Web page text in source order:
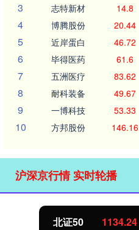
3 志特新材 14.8
4 博腾股份 20.44
5 近岸蛋白 46.72
6 毕得医药 61.6
7 五洲医疗 83.62
8 耐科装备 49.67
9 一博科技 53.33
10 方邦股份 146.16
沪深京行情 实时轮播
北证50 1134.24